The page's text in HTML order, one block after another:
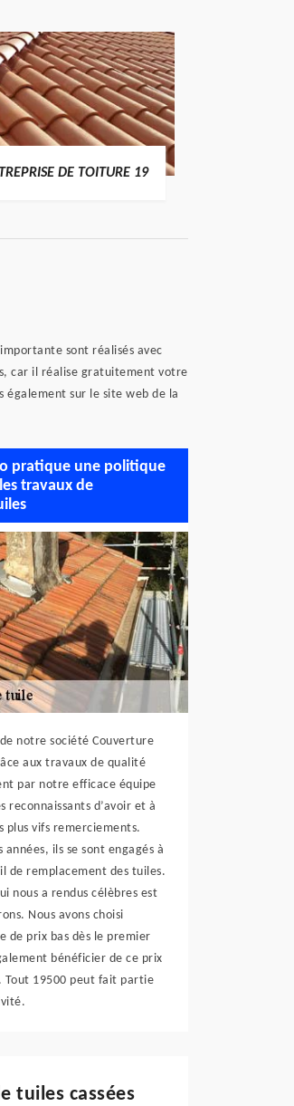
DE TOITURE 19
sont réalisés avec
car il réalise gratuitement votre
également sur le site web de la
pratique une politique
travaux de
notre société Couverture
aux travaux de qualité
par notre efficace équipe
reconnaissants d’avoir et à
plus vifs remerciements.
années, ils se sont engagés à
de remplacement des tuiles.
nous a rendus célèbres est
Nous avons choisi
de prix bas dès le premier
bénéficier de ce prix
19500 peut fait partie
tuiles cassées